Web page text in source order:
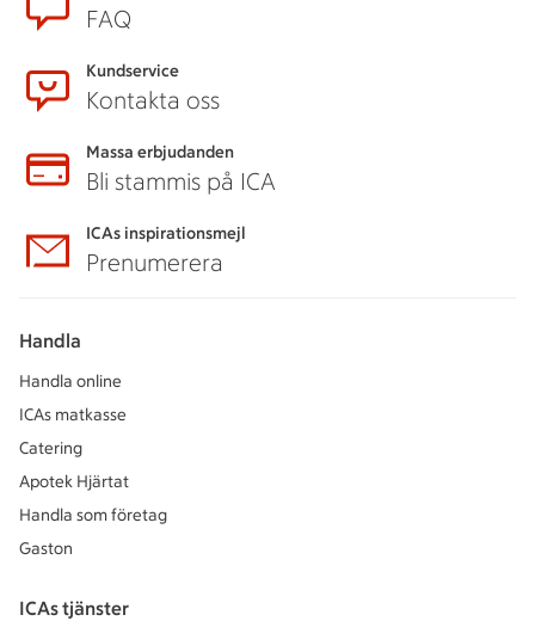
FAQ
Kundservice
Kontakta oss
Massa erbjudanden
Bli stammis på ICA
ICAs inspirationsmejl
Prenumerera
Handla
Handla online
ICAs matkasse
Catering
Apotek Hjärtat
Handla som företag
Gaston
ICAs tjänster